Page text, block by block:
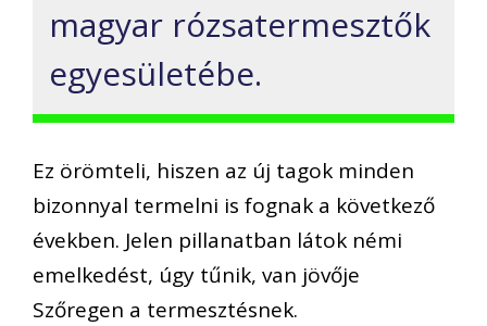
magyar rózsatermesztők
egyesületébe.
Ez örömteli, hiszen az új tagok minden
bizonnyal termelni is fognak a következő
években. Jelen pillanatban látok némi
emelkedést, úgy tűnik, van jövője
Szőregen a termesztésnek.